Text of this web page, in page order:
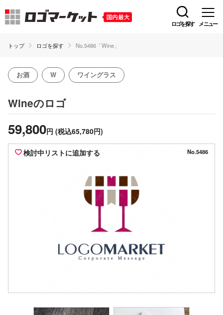
ロゴを探す メニュー
トップ ロゴを探す No.5486「Wine」
お酒 W ワイングラス
Wineのロゴ
59,800円 (税込65,780円)
検討中リストに追加する No.5486